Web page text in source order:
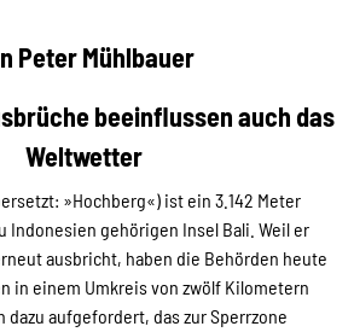
Peter Mühlbauer
beeinflussen auch das
Weltwetter
»Hochberg«) ist ein 3.142 Meter
Indonesien gehörigen Insel Bali. Weil er
ausbricht, haben die Behörden heute
in einem Umkreis von zwölf Kilometern
dazu aufgefordert, das zur Sperrzone